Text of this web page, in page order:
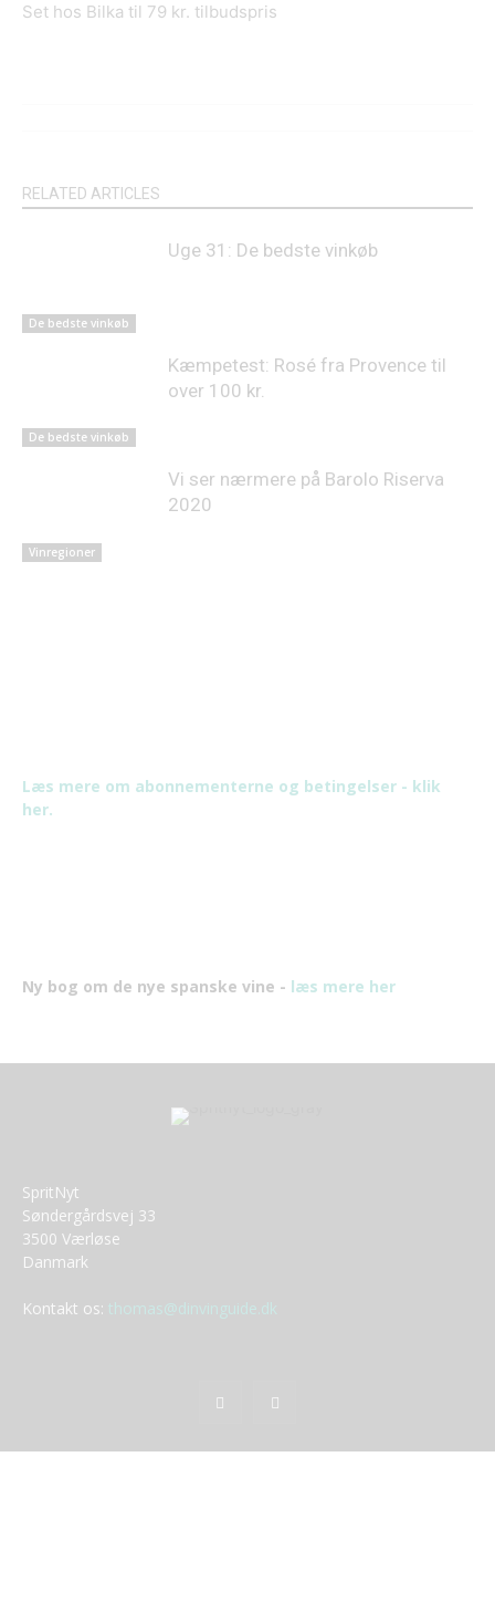
Set hos Bilka til 79 kr. tilbudspris
RELATED ARTICLES
De bedste vinkøb
Uge 31: De bedste vinkøb
De bedste vinkøb
Kæmpetest: Rosé fra Provence til
over 100 kr.
Vinregioner
Vi ser nærmere på Barolo Riserva
2020
Læs mere om abonnementerne og betingelser - klik
her.
Ny bog om de nye spanske vine - læs mere her
SpritNyt
Søndergårdsvej 33
3500 Værløse
Danmark
Kontakt os: